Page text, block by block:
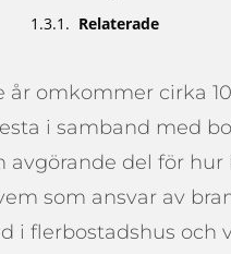
Relaterade
år omkommer cirka
i samband med
avgörande del för
som ansvar av
i flerbostadshus och